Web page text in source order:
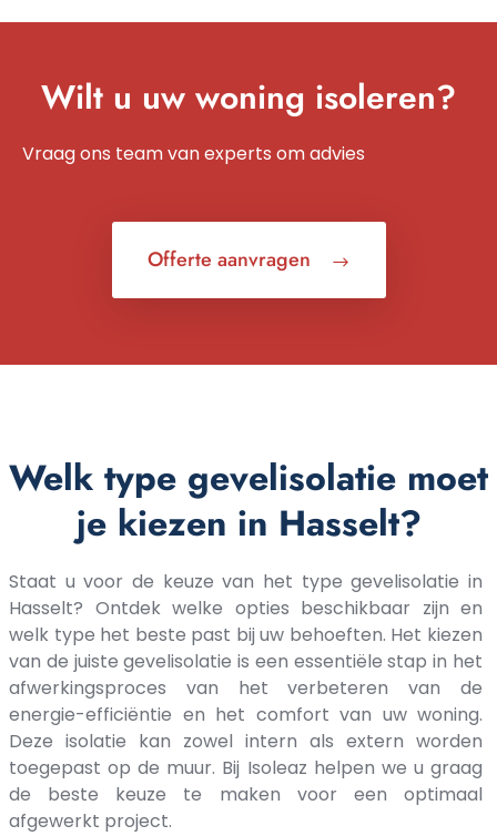
Wilt u uw woning isoleren?
Vraag ons team van experts om advies
Offerte aanvragen
Welk type gevelisolatie moet
je kiezen in Hasselt?
Staat u voor de keuze van het type gevelisolatie in
Hasselt? Ontdek welke opties beschikbaar zijn en
welk type het beste past bij uw behoeften. Het kiezen
van de juiste gevelisolatie is een essentiële stap in het
afwerkingsproces van het verbeteren van de
energie-efficiëntie en het comfort van uw woning.
Deze isolatie kan zowel intern als extern worden
toegepast op de muur. Bij Isoleaz helpen we u graag
de beste keuze te maken voor een optimaal
afgewerkt project.